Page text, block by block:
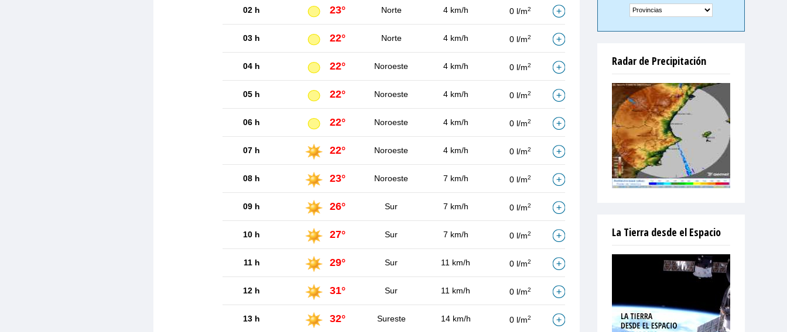
02 h 23° Norte 4 km/h 0 l/m2
03 h 22° Norte 4 km/h 0 l/m2
04 h 22° Noroeste 4 km/h 0 l/m2
05 h 22° Noroeste 4 km/h 0 l/m2
06 h 22° Noroeste 4 km/h 0 l/m2
07 h 22° Noroeste 4 km/h 0 l/m2
08 h 23° Noroeste 7 km/h 0 l/m2
09 h 26° Sur 7 km/h 0 l/m2
10 h 27° Sur 7 km/h 0 l/m2
11 h 29° Sur 11 km/h 0 l/m2
12 h 31° Sur 11 km/h 0 l/m2
13 h 32° Sureste 14 km/h 0 l/m2
Radar de Precipitación
La Tierra desde el Espacio